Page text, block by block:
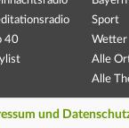
40
Sport
Wetter
Alle
Alle
und